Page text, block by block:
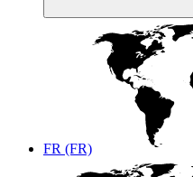
FR (FR)